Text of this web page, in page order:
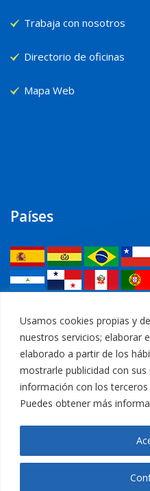
Usamos cookies propias y
nuestros servicios; elaborar
elaborado a partir de los
mostrarle publicidad con
información con los
Puedes obtener más
Trabaja con nosotros
Directorio de oficinas
Mapa Web
Países
Legal
Política de privacidad
Aviso Legal